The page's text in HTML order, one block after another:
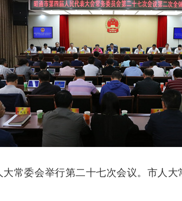
大常委会举行第二十七次会议。市人